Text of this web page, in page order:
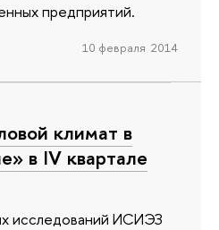
предприятий.
10 февраля 2014
климат в
в IV квартале
исследований ИСИЭЗ